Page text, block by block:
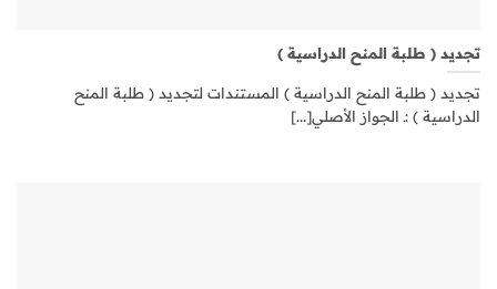
تجديد ( طلبة المنح الدراسية )
تجديد ( طلبة المنح الدراسية ) المستندات لتجديد ( طلبة المنح
الدراسية ) :ـ الجواز الأصلي[...]